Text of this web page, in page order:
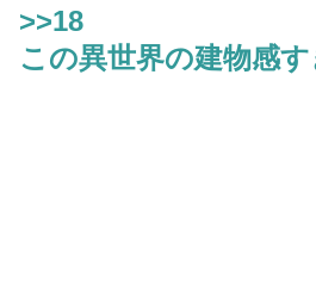
>>18
この異世界の建物感す